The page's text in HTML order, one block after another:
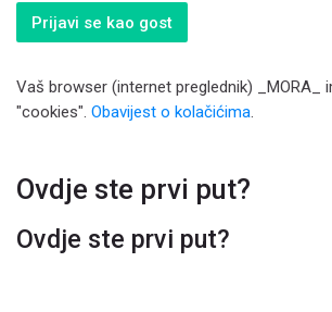
Prijavi se kao gost
Vaš browser (internet preglednik) _MORA_
"cookies". Obavijest o kolačićima.
Ovdje ste prvi put?
Ovdje ste prvi put?